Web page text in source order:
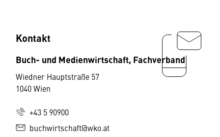
Kontakt
Buch- und Medienwirtschaft, Fachverband
Wiedner Hauptstraße 57
1040 Wien
+43 5 90900
buchwirtschaft@wko.at